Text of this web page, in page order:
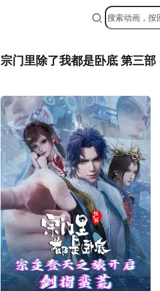
宗门里除了我都是卧底 第三部